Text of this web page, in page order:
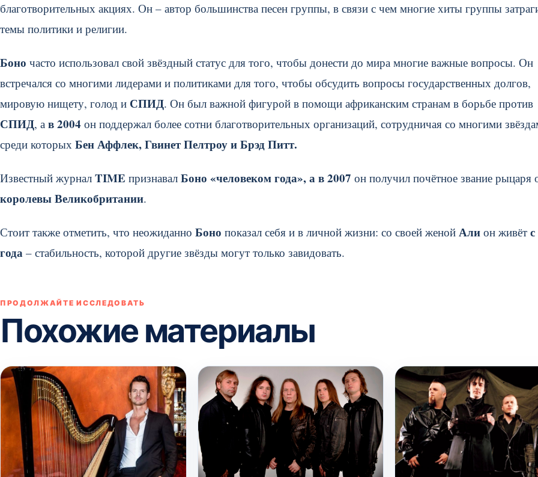
благотворительных акциях. Он – автор большинства песен группы, в связи с чем многие хиты группы
темы политики и религии.
Боно часто использовал свой звёздный статус для того, чтобы донести до мира многие важные вопросы. Он
встречался со многими лидерами и политиками для того, чтобы обсудить вопросы государственных долгов,
мировую нищету, голод и СПИД. Он был важной фигурой в помощи африканским странам в борьбе против
СПИД, а в 2004 он поддержал более сотни благотворительных организаций, сотрудничая со многими
среди которых Бен Аффлек, Гвинет Пелтроу и Брэд Питт.
Известный журнал TIME признавал Боно «человеком года», а в 2007 он получил почётное звание рыцаря
королевы Великобритании.
Стоит также отметить, что неожиданно Боно показал себя и в личной жизни: со своей женой Али он живёт
года – стабильность, которой другие звёзды могут только завидовать.
ПРОДОЛЖАЙТЕ ИССЛЕДОВАТЬ
Похожие материалы